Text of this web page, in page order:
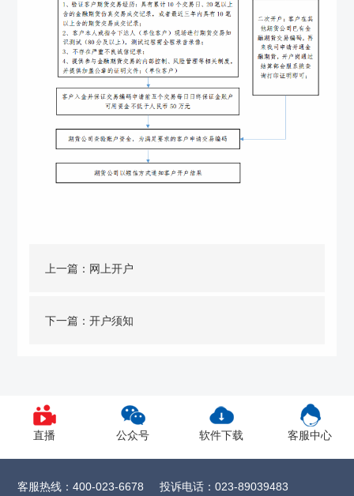
上一篇： 网上开户
下一篇：开户须知
直播 公众号 软件下载 客服中心
客服热线：400-023-6678 投诉电话：023-89039483